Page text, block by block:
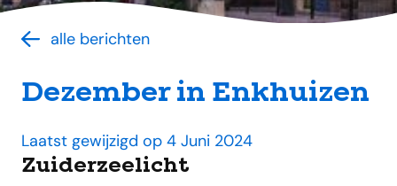
alle berichten
Dezember in Enkhuizen
Laatst gewijzigd op 4 Juni 2024
Zuiderzeelicht